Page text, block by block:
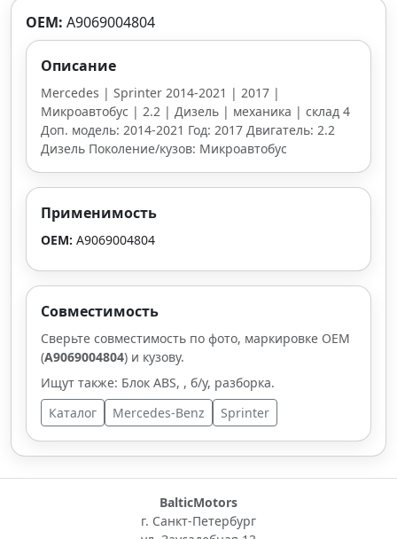
OEM: A9069004804
Описание
Mercedes | Sprinter 2014-2021 | 2017 |
Микроавтобус | 2.2 | Дизель | механика | склад 4
Доп. модель: 2014-2021 Год: 2017 Двигатель: 2.2
Дизель Поколение/кузов: Микроавтобус
Применимость
OEM: A9069004804
Совместимость
Сверьте совместимость по фото, маркировке OEM
(A9069004804) и кузову.
Ищут также: Блок ABS, , б/у, разборка.
Каталог
Mercedes-Benz Sprinter
BalticMotors
г. Санкт-Петербург